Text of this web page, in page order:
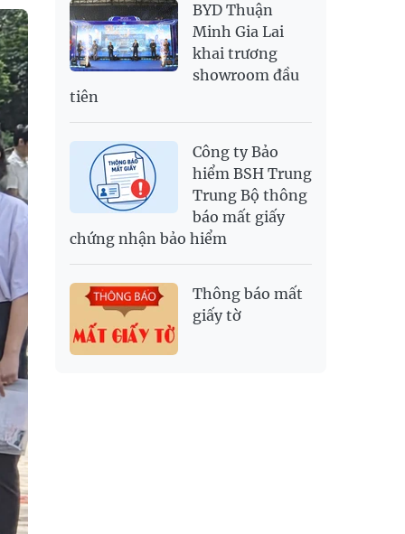
BYD Thuận
Minh Gia Lai
khai trương
showroom đầu
tiên
Công ty Bảo
hiểm BSH Trung
Trung Bộ thông
báo mất giấy
chứng nhận bảo hiểm
Thông báo mất
giấy tờ